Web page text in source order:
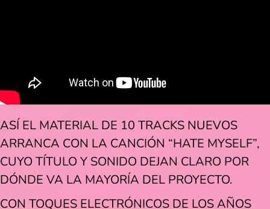
ASÍ EL MATERIAL DE 10 TRACKS NUEVOS
ARRANCA CON LA CANCIÓN “HATE MYSELF”,
CUYO TÍTULO Y SONIDO DEJAN CLARO POR
DÓNDE VA LA MAYORÍA DEL PROYECTO.
CON TOQUES ELECTRÓNICOS DE LOS AÑOS